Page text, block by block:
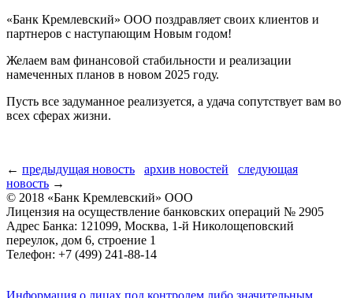
«Банк Кремлевский» ООО поздравляет своих клиентов и
партнеров с наступающим Новым годом!
Желаем вам финансовой стабильности и реализации
намеченных планов в новом 2025 году.
Пусть все задуманное реализуется, а удача сопутствует вам во
всех сферах жизни.
← предыдущая новость архив новостей
следующая
новость →
© 2018 «Банк Кремлевский» ООО
Лицензия на осуществление банковских операций № 2905
Адрес Банка: 121099, Москва, 1-й Николощеповский
переулок, дом 6, строение 1
Телефон: +7 (499) 241-88-14
Информация о лицах под контролем либо значительным